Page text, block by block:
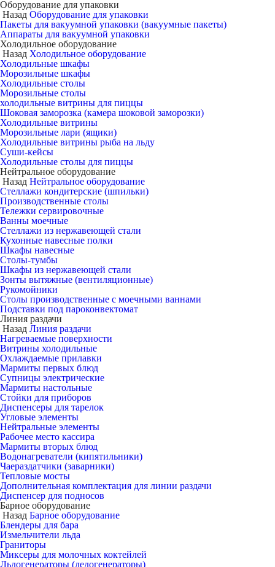
Оборудование для упаковки
Назад Оборудование для упаковки
Пакеты для вакуумной упаковки (вакуумные пакеты)
Аппараты для вакуумной упаковки
Холодильное оборудование
Назад Холодильное оборудование
Холодильные шкафы
Морозильные шкафы
Холодильные столы
Морозильные столы
холодильные витрины для пиццы
Шоковая заморозка (камера шоковой заморозки)
Холодильные витрины
Морозильные лари (ящики)
Холодильные витрины рыба на льду
Суши-кейсы
Холодильные столы для пиццы
Нейтральное оборудование
Назад Нейтральное оборудование
Стеллажи кондитерские (шпильки)
Производственные столы
Тележки сервировочные
Ванны моечные
Стеллажи из нержавеющей стали
Кухонные навесные полки
Шкафы навесные
Столы-тумбы
Шкафы из нержавеющей стали
Зонты вытяжные (вентиляционные)
Рукомойники
Столы производственные с моечными ваннами
Подставки под пароконвектомат
Линия раздачи
Назад Линия раздачи
Нагреваемые поверхности
Витрины холодильные
Охлаждаемые прилавки
Мармиты первых блюд
Супницы электрические
Мармиты настольные
Стойки для приборов
Диспенсеры для тарелок
Угловые элементы
Нейтральные элементы
Рабочее место кассира
Мармиты вторых блюд
Водонагреватели (кипятильники)
Чаераздатчики (заварники)
Тепловые мосты
Дополнительная комплектация для линии раздачи
Диспенсер для подносов
Барное оборудование
Назад Барное оборудование
Блендеры для бара
Измельчители льда
Граниторы
Миксеры для молочных коктейлей
Льдогенераторы (ледогенераторы)